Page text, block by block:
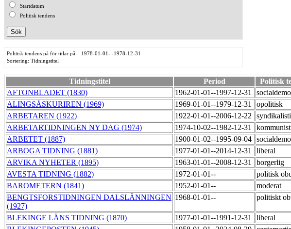
Startdatum
Politisk tendens
Politisk tendens på för titlar på 1978-01-01- -1978-12-31
Sortering: Tidningstitel
Tidningstitel Period Politisk
AFTONBLADET (1830) 1962-01-01--1997-12-31
ALINGSÅSKURIREN (1969) 1969-01-01--1979-12-31 opolitisk
ARBETAREN (1922) 1922-01-01--2006-12-22
ARBETARTIDNINGEN NY DAG (1974) 1974-10-02--1982-12-31
ARBETET (1887) 1900-01-02--1995-09-04
ARBOGA TIDNING (1881) 1977-01-01--2014-12-31 liberal
ARVIKA NYHETER (1895) 1963-01-01--2008-12-31 borgerlig
AVESTA TIDNING (1882) 1972-01-01-- politisk
BAROMETERN (1841) 1952-01-01-- moderat
BENGTSFORSTIDNINGEN DALSLÄNNINGEN
(1927)
1968-01-01-- politiskt
BLEKINGE LÄNS TIDNING (1870) 1977-01-01--1991-12-31 liberal